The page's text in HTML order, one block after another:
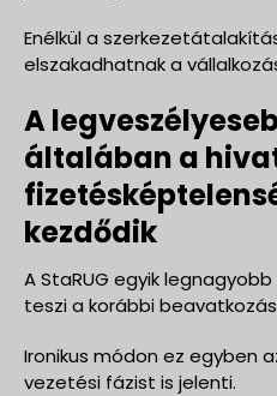
Enélkül a
elszakadhatnak a
A
általában a
kezdődik
A StaRUG egyik
teszi a korábbi
Ironikus módon ez egyben
vezetési fázist is jelenti.